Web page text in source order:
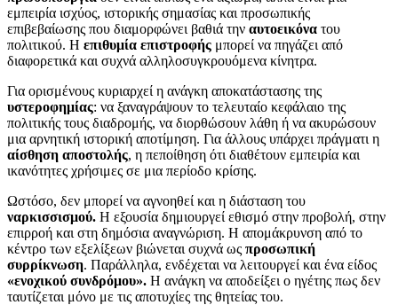
εμπειρία ισχύος, ιστορικής σημασίας και προσωπικής
επιβεβαίωσης που διαμορφώνει βαθιά την αυτοεικόνα του
πολιτικού. Η επιθυμία επιστροφής μπορεί να πηγάζει από
διαφορετικά και συχνά αλληλοσυγκρουόμενα κίνητρα.
Για ορισμένους κυριαρχεί η ανάγκη αποκατάστασης της
υστεροφημίας: να ξαναγράψουν το τελευταίο κεφάλαιο της
πολιτικής τους διαδρομής, να διορθώσουν λάθη ή να ακυρώσουν
μια αρνητική ιστορική αποτίμηση. Για άλλους υπάρχει πράγματι η
αίσθηση αποστολής, η πεποίθηση ότι διαθέτουν εμπειρία και
ικανότητες χρήσιμες σε μια περίοδο κρίσης.
Ωστόσο, δεν μπορεί να αγνοηθεί και η διάσταση του
ναρκισσισμού. Η εξουσία δημιουργεί εθισμό στην προβολή, στην
επιρροή και στη δημόσια αναγνώριση. Η απομάκρυνση από το
κέντρο των εξελίξεων βιώνεται συχνά ως προσωπική
συρρίκνωση. Παράλληλα, ενδέχεται να λειτουργεί και ένα είδος
«ενοχικού συνδρόμου». Η ανάγκη να αποδείξει ο ηγέτης πως δεν
ταυτίζεται μόνο με τις αποτυχίες της θητείας του.